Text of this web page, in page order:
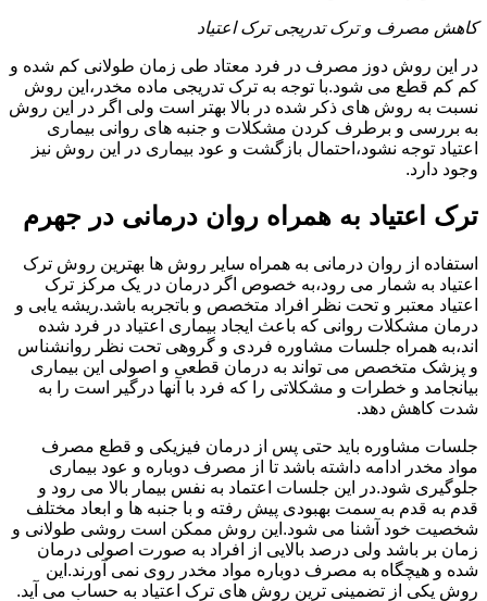
کاهش مصرف و ترک تدریجی ترک اعتیاد
در این روش دوز مصرف در فرد معتاد طی زمان طولانی کم شده و
کم کم قطع می شود.با توجه به ترک تدریجی ماده مخدر،این روش
نسبت به روش های ذکر شده در بالا بهتر است ولی اگر در این روش
به بررسی و برطرف کردن مشکلات و جنبه های روانی بیماری
اعتیاد توجه نشود،احتمال بازگشت و عود بیماری در این روش نیز
وجود دارد.
ترک اعتیاد به همراه روان درمانی در جهرم
استفاده از روان درمانی به همراه سایر روش ها بهترین روش ترک
اعتیاد به شمار می رود،به خصوص اگر درمان در یک مرکز ترک
اعتیاد معتبر و تحت نظر افراد متخصص و باتجربه باشد.ریشه یابی و
درمان مشکلات روانی که باعث ایجاد بیماری اعتیاد در فرد شده
اند،به همراه جلسات مشاوره فردی و گروهی تحت نظر روانشناس
و پزشک متخصص می تواند به درمان قطعی و اصولی این بیماری
بیانجامد و خطرات و مشکلاتی را که فرد با آنها درگیر است را به
شدت کاهش دهد.
جلسات مشاوره باید حتی پس از درمان فیزیکی و قطع مصرف
مواد مخدر ادامه داشته باشد تا از مصرف دوباره و عود بیماری
جلوگیری شود.در این جلسات اعتماد به نفس بیمار بالا می رود و
قدم به قدم به سمت بهبودی پیش رفته و با جنبه ها و ابعاد مختلف
شخصیت خود آشنا می شود.این روش ممکن است روشی طولانی و
زمان بر باشد ولی درصد بالایی از افراد به صورت اصولی درمان
شده و هیچگاه به مصرف دوباره مواد مخدر روی نمی آورند.این
روش یکی از تضمینی ترین روش های ترک اعتیاد به حساب می آید.